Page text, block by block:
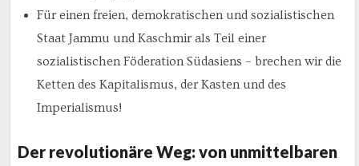
Für einen freien, demokratischen und sozialistischen
Staat Jammu und Kaschmir als Teil einer
sozialistischen Föderation Südasiens – brechen wir die
Ketten des Kapitalismus, der Kasten und des
Imperialismus!
Der revolutionäre Weg: von unmittelbaren